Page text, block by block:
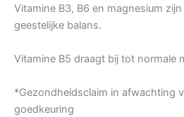
Vitamine B3, B6 en magnesium
geestelijke balans.
Vitamine B5 draagt bij tot normale
*Gezondheidsclaim in afwachting
goedkeuring